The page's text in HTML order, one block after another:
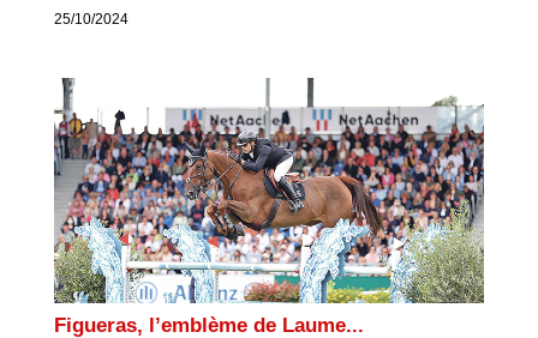
25/10/2024
Figueras, l’emblème de Laume...